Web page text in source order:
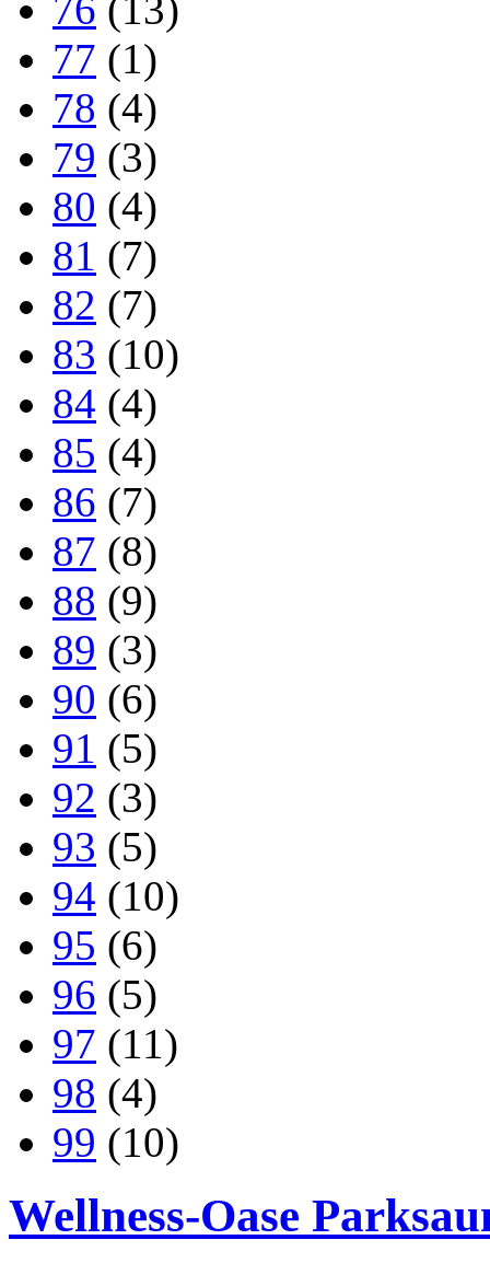
77 (1)
78 (4)
79 (3)
80 (4)
81 (7)
82 (7)
83 (10)
84 (4)
85 (4)
86 (7)
87 (8)
88 (9)
89 (3)
90 (6)
91 (5)
92 (3)
93 (5)
94 (10)
95 (6)
96 (5)
97 (11)
98 (4)
99 (10)
Wellness-Oase